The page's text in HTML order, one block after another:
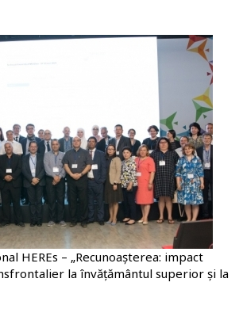
HEREs – „Recunoașterea: impact
la învățământul superior și la